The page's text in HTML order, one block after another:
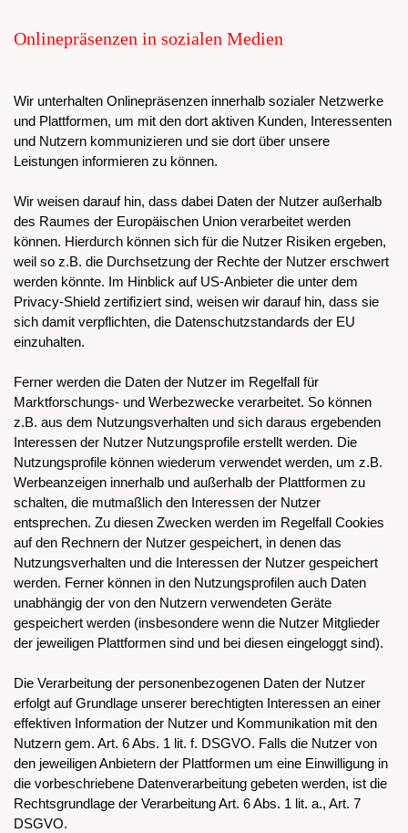
Onlinepräsenzen in sozialen Medien
Wir unterhalten Onlinepräsenzen innerhalb sozialer Netzwerke
und Plattformen, um mit den dort aktiven Kunden, Interessenten
und Nutzern kommunizieren und sie dort über unsere
Leistungen informieren zu können.
Wir weisen darauf hin, dass dabei Daten der Nutzer außerhalb
des Raumes der Europäischen Union verarbeitet werden
können. Hierdurch können sich für die Nutzer Risiken ergeben,
weil so z.B. die Durchsetzung der Rechte der Nutzer erschwert
werden könnte. Im Hinblick auf US-Anbieter die unter dem
Privacy-Shield zertifiziert sind, weisen wir darauf hin, dass sie
sich damit verpflichten, die Datenschutzstandards der EU
einzuhalten.
Ferner werden die Daten der Nutzer im Regelfall für
Marktforschungs- und Werbezwecke verarbeitet. So können
z.B. aus dem Nutzungsverhalten und sich daraus ergebenden
Interessen der Nutzer Nutzungsprofile erstellt werden. Die
Nutzungsprofile können wiederum verwendet werden, um z.B.
Werbeanzeigen innerhalb und außerhalb der Plattformen zu
schalten, die mutmaßlich den Interessen der Nutzer
entsprechen. Zu diesen Zwecken werden im Regelfall Cookies
auf den Rechnern der Nutzer gespeichert, in denen das
Nutzungsverhalten und die Interessen der Nutzer gespeichert
werden. Ferner können in den Nutzungsprofilen auch Daten
unabhängig der von den Nutzern verwendeten Geräte
gespeichert werden (insbesondere wenn die Nutzer Mitglieder
der jeweiligen Plattformen sind und bei diesen eingeloggt sind).
Die Verarbeitung der personenbezogenen Daten der Nutzer
erfolgt auf Grundlage unserer berechtigten Interessen an einer
effektiven Information der Nutzer und Kommunikation mit den
Nutzern gem. Art. 6 Abs. 1 lit. f. DSGVO. Falls die Nutzer von
den jeweiligen Anbietern der Plattformen um eine Einwilligung in
die vorbeschriebene Datenverarbeitung gebeten werden, ist die
Rechtsgrundlage der Verarbeitung Art. 6 Abs. 1 lit. a., Art. 7
DSGVO.